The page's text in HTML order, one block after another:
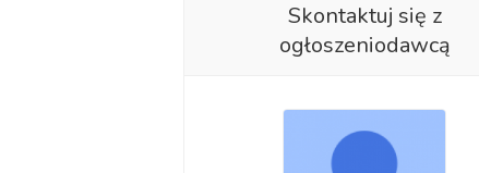
Skontaktuj się z
ogłoszeniodawcą